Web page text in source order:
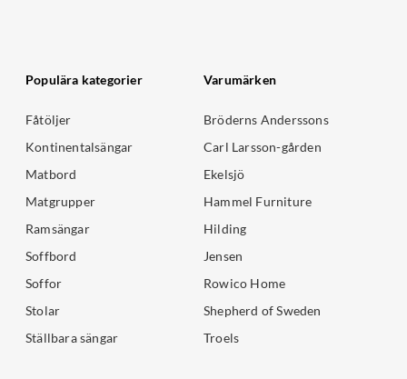
Populära kategorier
Fåtöljer
Kontinentalsängar
Matbord
Matgrupper
Ramsängar
Soffbord
Soffor
Stolar
Ställbara sängar
Varumärken
Bröderns Anderssons
Carl Larsson-gården
Ekelsjö
Hammel Furniture
Hilding
Jensen
Rowico Home
Shepherd of Sweden
Troels